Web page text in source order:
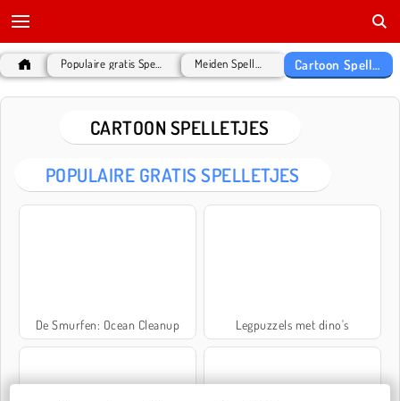
Cartoon Spelletjes
CARTOON SPELLETJES
POPULAIRE GRATIS SPELLETJES
De Smurfen: Ocean Cleanup Legpuzzels met dino's